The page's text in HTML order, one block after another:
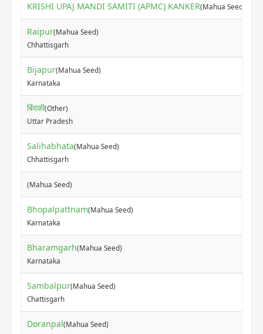
KRISHI UPAJ MANDI SAMITI (APMC) KANKER(Mahua Seed)
Raipur(Mahua Seed)
Chhattisgarh
Bijapur(Mahua Seed)
Karnataka
बिंदकी(Other)
Uttar Pradesh
Salihabhata(Mahua Seed)
Chhattisgarh
(Mahua Seed)
Bhopalpattnam(Mahua Seed)
Karnataka
Bharamgarh(Mahua Seed)
Karnataka
Sambalpur(Mahua Seed)
Chattisgarh
Doranpal(Mahua Seed)